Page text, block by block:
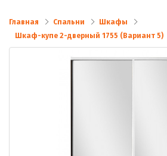
Главная Спальни
Шкафы
Шкаф-купе 2-дверный 1755 (Вариант 5)